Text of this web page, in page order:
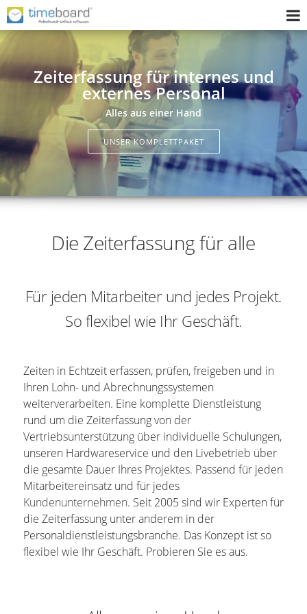
Zeiterfassung für internes und
externes Personal
Alles aus einer Hand
UNSER KOMPLETTPAKET
Die Zeiterfassung für alle
Für jeden Mitarbeiter und jedes Projekt.
So flexibel wie Ihr Geschäft.
Zeiten in Echtzeit erfassen, prüfen, freigeben und in
Ihren Lohn- und Abrechnungssystemen
weiterverarbeiten. Eine komplette Dienstleistung
rund um die Zeiterfassung von der
Vertriebsunterstützung über individuelle Schulungen,
unseren Hardwareservice und den Livebetrieb über
die gesamte Dauer Ihres Projektes. Passend für jeden
Mitarbeitereinsatz und für jedes
Kundenunternehmen. Seit 2005 sind wir Experten für
die Zeiterfassung unter anderem in der
Personaldienstleistungsbranche. Das Konzept ist so
flexibel wie Ihr Geschäft. Probieren Sie es aus.
Home
Zeiterfassungssystem
Implementierung
Fragen Sie uns
Wer wir sind
Login